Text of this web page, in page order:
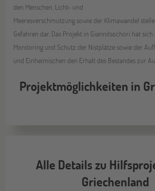
den Menschen, Licht- und
Meeresverschmutzung sowie der Klimawandel
Gefahren dar. Das Projekt in Giannitsochori hat
Monitoring und Schutz der Nistplätze sowie der
und Einheimischen den Erhalt des Bestandes zur
Projektmöglichkeiten in
Alle Details zu
Griechenland